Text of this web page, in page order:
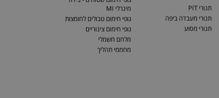
תנורי PIT
תנורי מעבדה ביפה
תנורי מסוע
מינרלי MI
גופי חימום טבולים לחומצות
גופי חימום צינוריים
מלחם חשמלי
מחממי תהליך